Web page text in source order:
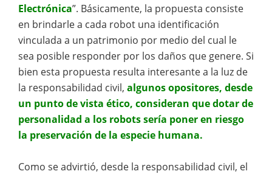
Electrónica”. Básicamente, la propuesta consiste
en brindarle a cada robot una identificación
vinculada a un patrimonio por medio del cual le
sea posible responder por los daños que genere. Si
bien esta propuesta resulta interesante a la luz de
la responsabilidad civil, algunos opositores, desde
un punto de vista ético, consideran que dotar de
personalidad a los robots sería poner en riesgo
la preservación de la especie humana.
Como se advirtió, desde la responsabilidad civil, el